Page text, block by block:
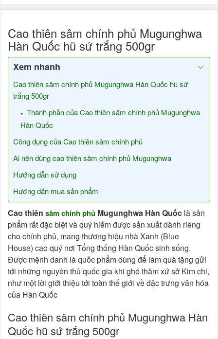
Cao thiên sâm chính phủ Mugunghwa
Hàn Quốc hũ sứ trắng 500gr
Xem nhanh
Cao thiên sâm chính phủ Mugunghwa Hàn Quốc hũ sứ
trắng 500gr
Thành phần của Cao thiên sâm chính phủ Mugunghwa
Hàn Quốc
Công dụng của Cao thiên sâm chính phủ
Ai nên dùng cao thiên sâm chính phủ Mugunghwa
Hướng dẫn sử dụng
Hướng dẫn mua sản phẩm
Cao thiên sâm chính phủ Mugunghwa Hàn Quốc là sản
phẩm rất đặc biệt và quý hiếm được sản xuất dành riêng
cho chính phủ, mang thương hiệu nhà Xanh (Blue
House) cao quý nơi Tổng thống Hàn Quốc sinh sống.
Được mệnh danh là quốc phẩm dùng để làm quà tặng gửi
tới những nguyên thủ quốc gia khi ghé thăm xứ sở Kim chi,
như một lời giới thiệu tới toàn thế giới về đặc trưng văn hóa
của Hàn Quốc
Cao thiên sâm chính phủ Mugunghwa Hàn
Quốc hũ sứ trắng 500gr